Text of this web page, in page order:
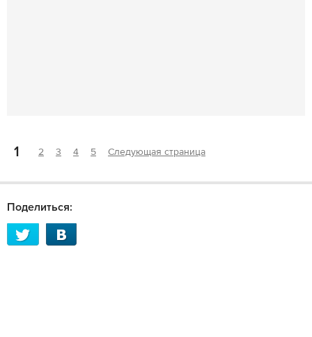
1 2 3 4 5 Следующая страница
Поделиться: